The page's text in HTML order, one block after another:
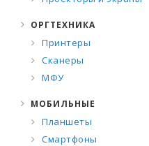
ОРГТЕХНИКА
Принтеры
Сканеры
МФУ
МОБИЛЬНЫЕ
Планшеты
Смартфоны